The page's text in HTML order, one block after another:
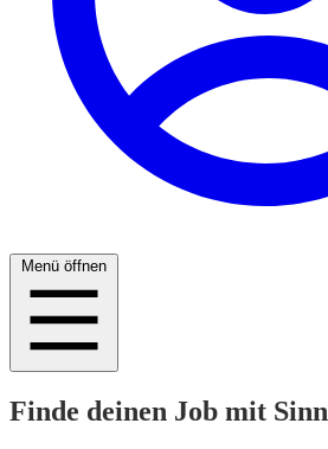
Menü öffnen
Finde deinen Job mit Sinn